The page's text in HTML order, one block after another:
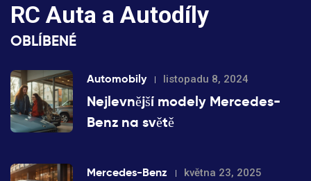
RC Auta a Autodíly
OBLÍBENÉ
Automobily listopadu 8, 2024
Nejlevnější modely Mercedes-
Benz na světě
Mercedes-Benz května 23, 2025